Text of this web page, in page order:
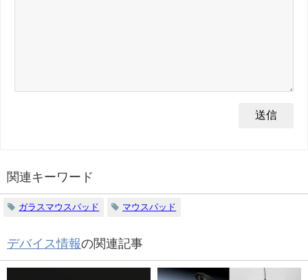
関連キーワード
ガラスマウスパッド マウスパッド
デバイス情報の関連記事